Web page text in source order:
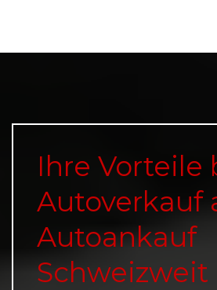
Ihre Vorteile
Autoverkauf
Autoankauf
Schweizweit